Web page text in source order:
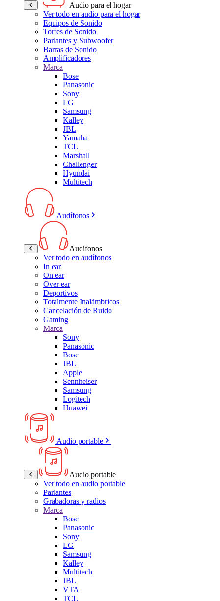
Audio para el hogar
Ver todo en audio para el hogar
Equipos de Sonido
Torres de Sonido
Parlantes y Subwoofer
Barras de Sonido
Amplificadores
Marca
Bose
Panasonic
Sony
LG
Samsung
Kalley
JBL
Yamaha
TCL
Marshall
Challenger
Hyundai
Multitech
Audífonos
Audífonos
Ver todo en audífonos
In ear
On ear
Over ear
Deportivos
Totalmente Inalámbricos
Cancelación de Ruido
Gaming
Marca
Sony
Panasonic
Bose
JBL
Apple
Sennheiser
Samsung
Logitech
Huawei
Audio portable
Audio portable
Ver todo en audio portable
Parlantes
Grabadoras y radios
Marca
Bose
Panasonic
Sony
LG
Samsung
Kalley
Multitech
JBL
VTA
TCL